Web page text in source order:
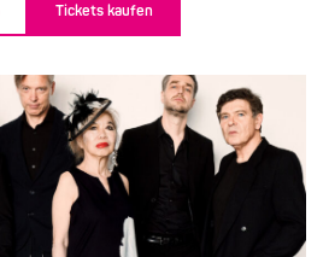
Tickets kaufen